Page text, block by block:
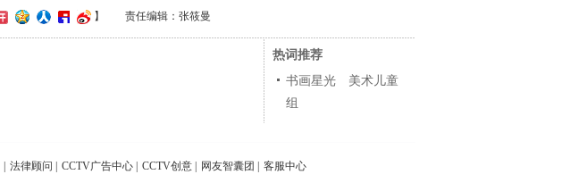
】 责任编辑：张筱曼
热词推荐
书画星光 美术儿童
组
法律顾问 CCTV广告中心 CCTV创意 网友智囊团 客服中心